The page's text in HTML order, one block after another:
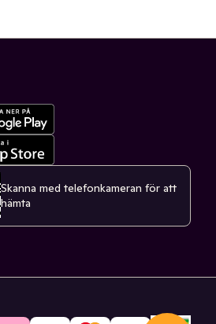
Skanna med telefonkameran för att
hämta